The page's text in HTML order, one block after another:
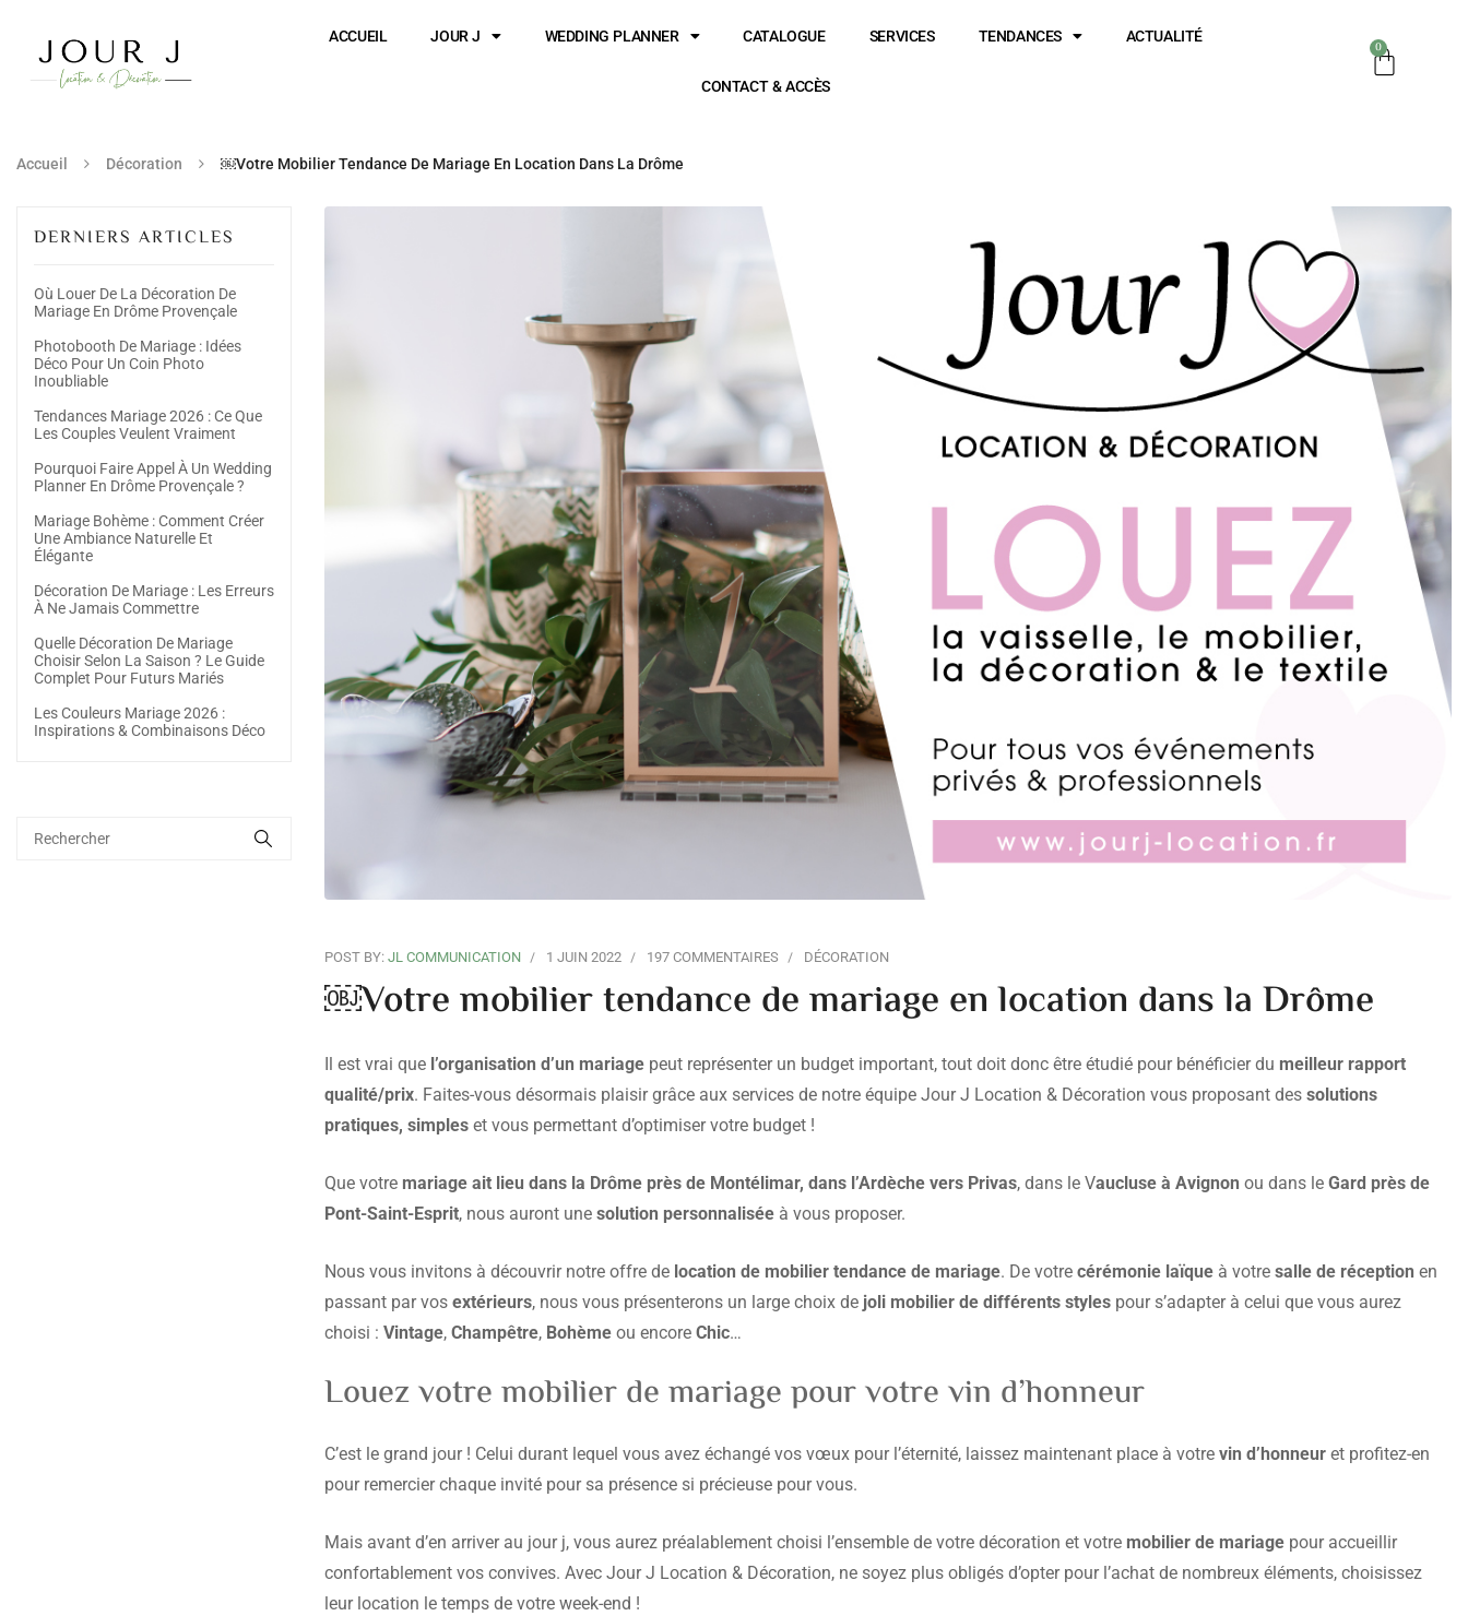
ACCUEIL JOUR J WEDDING PLANNER CATALOGUE SERVICES TENDANCES ACTUALITÉ
CONTACT & ACCÈS
0
Accueil Décoration ￼Votre Mobilier Tendance De Mariage En Location Dans La Drôme
DERNIERS ARTICLES
Où Louer De La Décoration De
Mariage En Drôme Provençale
Photobooth De Mariage : Idées
Déco Pour Un Coin Photo
Inoubliable
Tendances Mariage 2026 : Ce Que
Les Couples Veulent Vraiment
Pourquoi Faire Appel À Un Wedding
Planner En Drôme Provençale ?
Mariage Bohème : Comment Créer
Une Ambiance Naturelle Et
Élégante
Décoration De Mariage : Les Erreurs
À Ne Jamais Commettre
Quelle Décoration De Mariage
Choisir Selon La Saison ? Le Guide
Complet Pour Futurs Mariés
Les Couleurs Mariage 2026 :
Inspirations & Combinaisons Déco
POST BY:JL COMMUNICATION 1 JUIN 2022 197 COMMENTAIRES DÉCORATION
￼Votre mobilier tendance de mariage en location dans la Drôme
Il est vrai que l’organisation d’un mariage peut représenter un budget important, tout doit donc être étudié pour bénéficier du meilleur rapport
qualité/prix. Faites-vous désormais plaisir grâce aux services de notre équipe Jour J Location & Décoration vous proposant dessolutions
pratiques, simpleset vous permettant d’optimiser votre budget !
Que votre mariage ait lieu dans la Drôme près de Montélimar, dans l’Ardèche vers Privas, dans le Vaucluse à Avignonou dans le Gard près de
Pont-Saint-Esprit, nous auront unesolution personnalisée à vous proposer.
Nous vous invitons à découvrir notre offre de location de mobilier tendance de mariage. De votrecérémonie laïque à votresalle de réception en
passant par vosextérieurs, nous vous présenterons un large choix de joli mobilier de différents styles pour s’adapter à celui que vous aurez
choisi :Vintage,Champêtre, Bohème ou encoreChic…
Louez votre mobilier de mariage pour votre vin d’honneur
C’est le grand jour ! Celui durant lequel vous avez échangé vos vœux pour l’éternité, laissez maintenant place à votrevin d’honneur et profitez-en
pour remercier chaque invité pour sa présence si précieuse pour vous.
Mais avant d’en arriver au jour j, vous aurez préalablement choisi l’ensemble de votre décoration et votre mobilier de mariage pour accueillir
confortablement vos convives. Avec Jour J Location & Décoration, ne soyez plus obligés d’opter pour l’achat de nombreux éléments, choisissez
leur location le temps de votre week-end !